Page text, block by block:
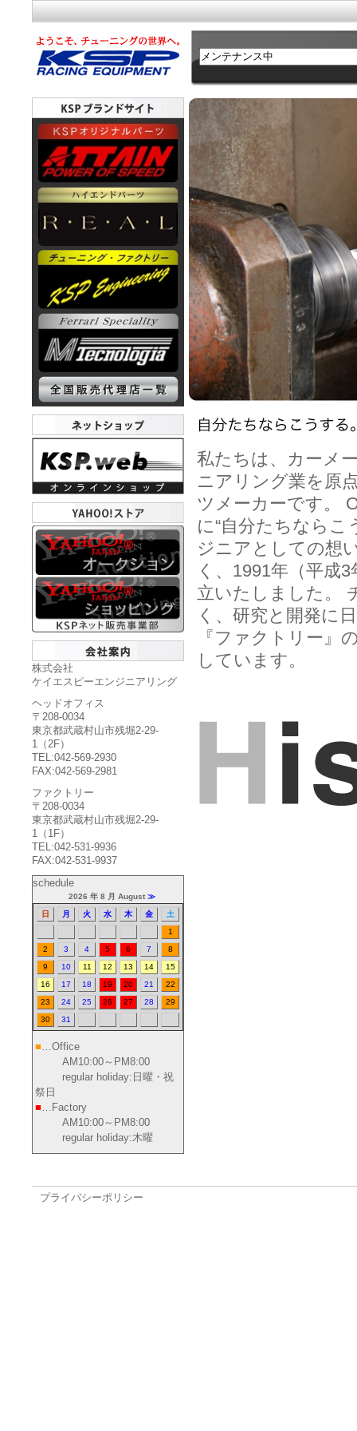
株式会社
ケイエスピーエンジニアリング
ヘッドオフィス
〒208-0034
東京都武蔵村山市残堀2-29-
1（2F）
TEL:042-569-2930
FAX:042-569-2981
ファクトリー
〒208-0034
東京都武蔵村山市残堀2-29-
1（1F）
TEL:042-531-9936
FAX:042-531-9937
schedule
2026 年 8 月 August ≫
日
月 火 水 木 金
土
1
2
3 4 5 6 7
8
9
10 11 12 13 14
15
16
17 18 19 20 21
22
23
24 25 26 27 28
29
30
31
■…Office
AM10:00～PM8:00
regular holiday:日曜・祝
祭日
■…Factory
AM10:00～PM8:00
regular holiday:木曜
私たちは、カーメ
ニアリング業を原
ツメーカーです。
に“自分たちならこ
ジニアとしての想
く、1991年（平成
立いたしました。
く、研究と開発に
『ファクトリー』
しています。
プライバシーポリシー